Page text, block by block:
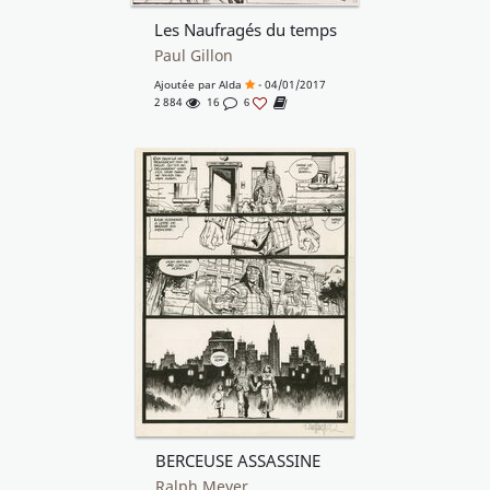
Les Naufragés du temps
Paul Gillon
Ajoutée par Alda
- 04/01/2017
2 884
16 6
BERCEUSE ASSASSINE